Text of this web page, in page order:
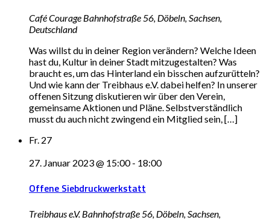
Café Courage Bahnhofstraße 56, Döbeln, Sachsen,
Deutschland
Was willst du in deiner Region verändern? Welche Ideen
hast du, Kultur in deiner Stadt mitzugestalten? Was
braucht es, um das Hinterland ein bisschen aufzurütteln?
Und wie kann der Treibhaus e.V. dabei helfen? In unserer
offenen Sitzung diskutieren wir über den Verein,
gemeinsame Aktionen und Pläne. Selbstverständlich
musst du auch nicht zwingend ein Mitglied sein, […]
Fr. 27
27. Januar 2023 @ 15:00- 18:00
Offene Siebdruckwerkstatt
Treibhaus e.V. Bahnhofstraße 56, Döbeln, Sachsen,